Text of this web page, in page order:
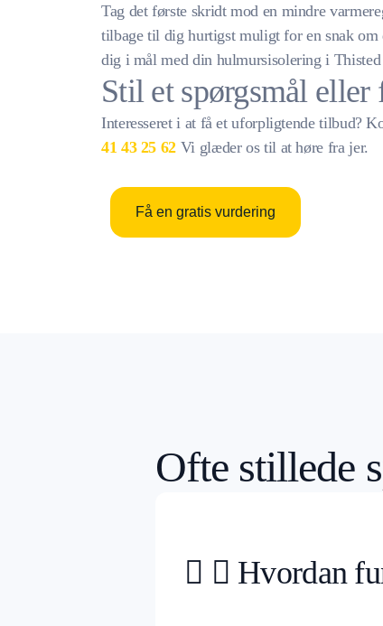
Tag det første skridt mod en mindre
tilbage til dig hurtigst muligt for en snak
dig i mål med din hulmursisolering i Thisted
Stil et spørgsmål
Interesseret i at få et uforpligtende tilbud?
41 43 25 62 Vi glæder os til at høre fra jer.
Få en gratis vurdering
Ofte stillede
Hvordan